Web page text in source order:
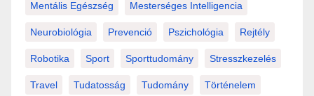
Mentális Egészség Mesterséges Intelligencia
Neurobiológia Prevenció Pszichológia Rejtély
Robotika Sport Sporttudomány Stresszkezelés
Travel Tudatosság Tudomány Történelem